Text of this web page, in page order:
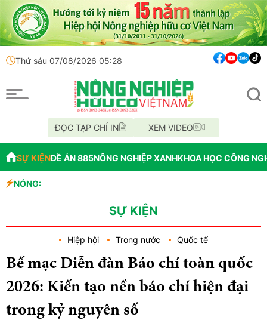
Thứ sáu 07/08/2026 05:28
ĐỌC TẠP CHÍ IN XEM VIDEO
SỰ KIỆNĐỀ ÁN 885NÔNG NGHIỆP XANHKHOA HỌC CÔNG
NÓNG:
hình Việt - Đức
SỰ KIỆN
Hiệp hội Trong nước Quốc tế
Bế mạc Diễn đàn Báo chí toàn quốc
2026: Kiến tạo nền báo chí hiện đại
trong kỷ nguyên số